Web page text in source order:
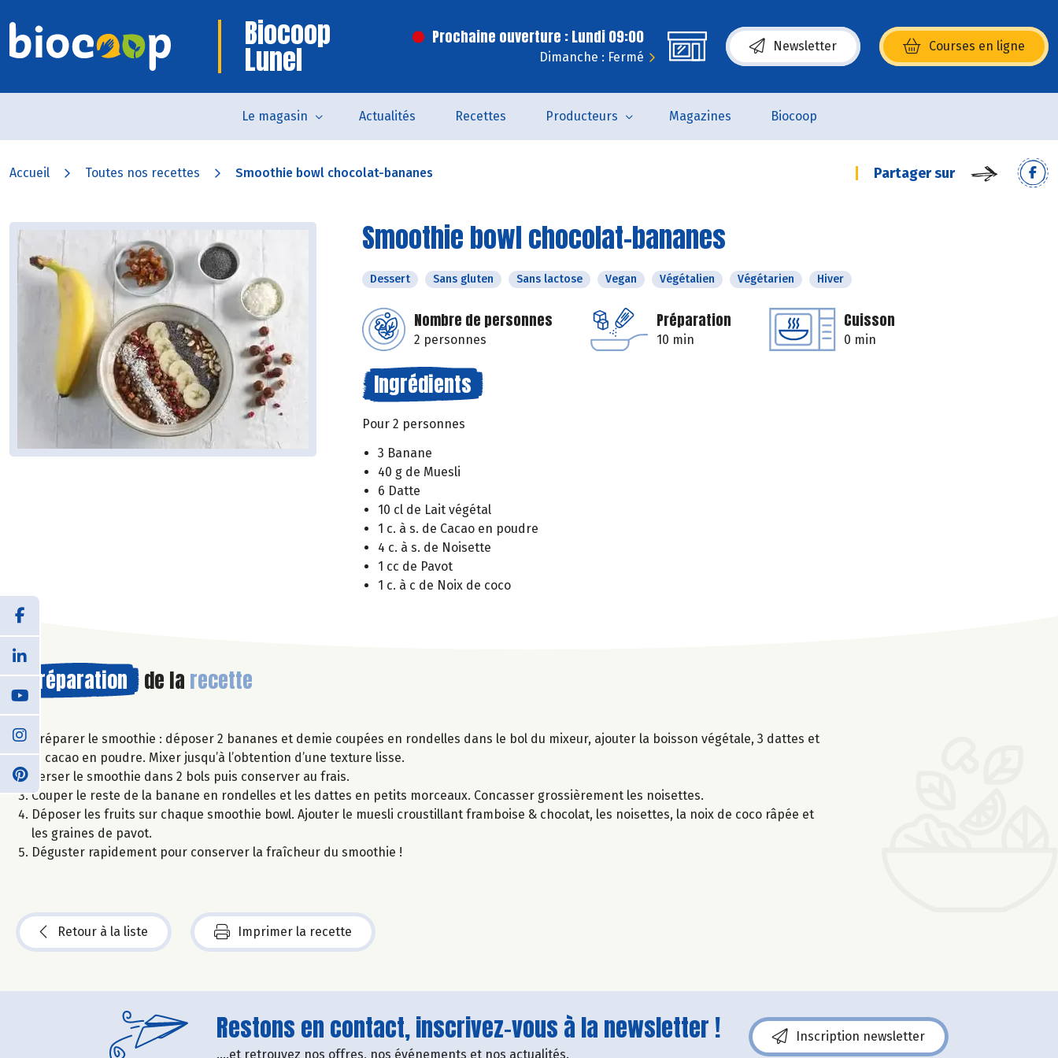
Biocoop
Lunel
Prochaine ouverture : Lundi 09:00
Dimanche : Fermé
Newsletter Courses en ligne
(s’ouvre dans une nouvelle fenêtre)
Le magasin Actualités Recettes Producteurs Magazines Biocoop
Accueil Toutes nos recettes Smoothie bowl chocolat-bananes Partager sur
Smoothie bowl chocolat-bananes
Dessert Sans gluten Sans lactose Vegan Végétalien Végétarien Hiver
Nombre de personnes
2 personnes
Préparation
10 min
Cuisson
0 min
Ingrédients
Pour 2 personnes
3 Banane
40 g de Muesli
6 Datte
10 cl de Lait végétal
1 c. à s. de Cacao en poudre
4 c. à s. de Noisette
1 cc de Pavot
1 c. à c de Noix de coco
Préparation de la recette
Préparer le smoothie : déposer 2 bananes et demie coupées en rondelles dans le bol du mixeur, ajouter la boisson végétale, 3 dattes et
le cacao en poudre. Mixer jusqu’à l’obtention d’une texture lisse.
Verser le smoothie dans 2 bols puis conserver au frais.
Couper le reste de la banane en rondelles et les dattes en petits morceaux. Concasser grossièrement les noisettes.
Déposer les fruits sur chaque smoothie bowl. Ajouter le muesli croustillant framboise & chocolat, les noisettes, la noix de coco râpée et
les graines de pavot.
Déguster rapidement pour conserver la fraîcheur du smoothie !
Retour à la liste Imprimer la recette
Restons en contact, inscrivez-vous à la newsletter !
....et retrouvez nos offres, nos événements et nos actualités.
Inscription newsletter